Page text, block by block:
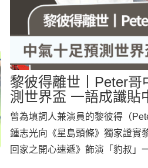
黎彼得離世丨Peter
測世界盃 一語
曾為填詞人兼演員的黎彼得（
鍾志光向《星島頭條》獨家證實
回家之開心速遞》飾演「豹叔」